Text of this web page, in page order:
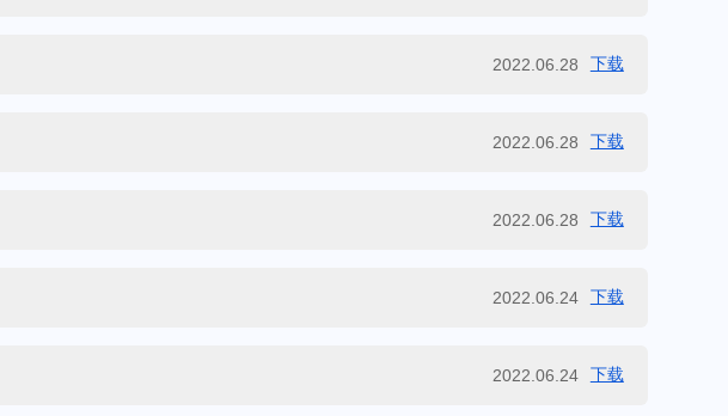
2022.06.28 下载
2022.06.28 下载
2022.06.28 下载
2022.06.24 下载
2022.06.24 下载